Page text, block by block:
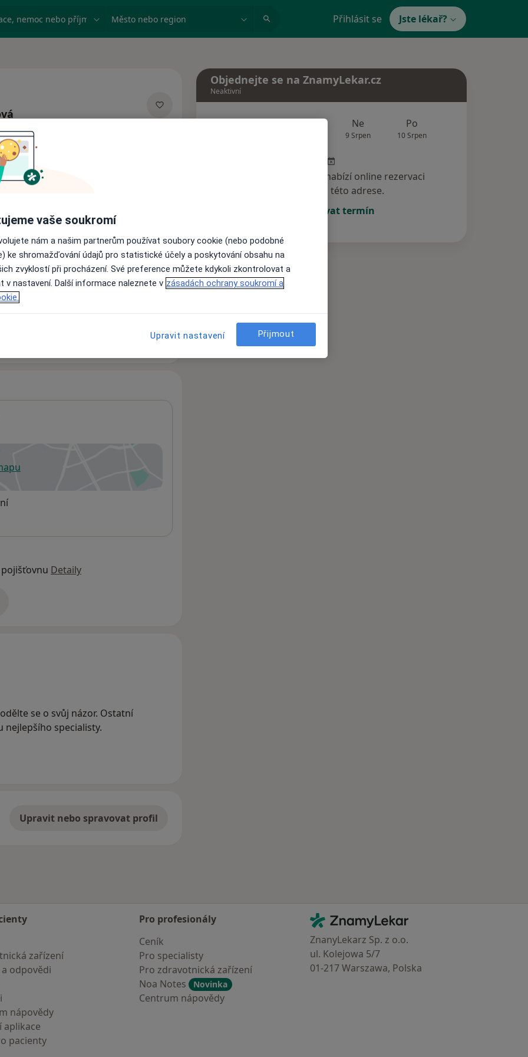
nemoc nebo příjmení Město nebo region Přihlásit se Jste lékař?
Názory pacientů
nejsou k dispozici
informace o svých službách.
v nové záložce
Detaily
se o svůj názor. Ostatní
nejlepšího specialisty.
Upravit nebo spravovat profil
Objednejte se na ZnamyLekar.cz
Neaktivní
Ne
9 Srpen
Po
10 Srpen
Tento specialista nenabízí online rezervaci
termínu na této adrese.
Rezervovat termín
zařízení
odpovědi
nápovědy
aplikace
pacienty
Pro profesionály
Ceník
Pro specialisty
Pro zdravotnická zařízení
Noa Notes
Novinka
Centrum nápovědy
Kontakt
ZnamyLekar - Hlavní stránka
ZnanyLekarz Sp. z o.o.
ul. Kolejowa 5/7
01-217 Warszawa, Polska
vaše soukromí
nám a našim partnerům používat soubory cookie (nebo podobné
ke shromažďování údajů pro statistické účely a poskytování obsahu na
zvyklostí při procházení. Své preference můžete kdykoli zkontrolovat a
v nastavení. Další informace naleznete v zásadách ochrany soukromí a
Upravit nastavení Přijmout